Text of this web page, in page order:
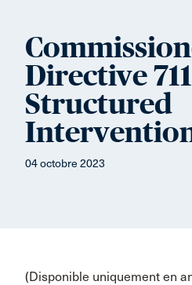
Directive 711
Structured
04 octobre 2023
(Disponible uniquement en